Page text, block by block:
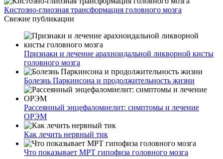
Кистозно-глиозная трансформация головного мозга
Свежие публикации
Признаки и лечение арахноидальной ликворной кисты
головного мозга
Болезнь Паркинсона и продолжительность жизни
Рассеянный энцефаломиелит: симптомы и лечение
ОРЭМ
Как лечить нервный тик
Что показывает МРТ гипофиза головного мозга